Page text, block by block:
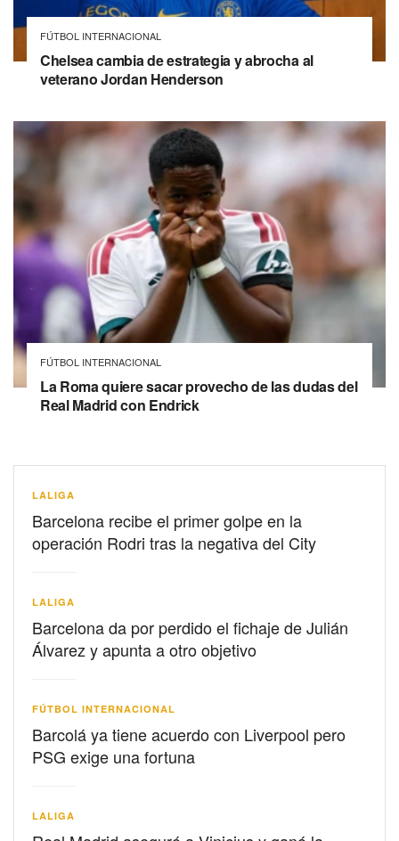
FÚTBOL INTERNACIONAL
Chelsea cambia de estrategia y abrocha al
veterano Jordan Henderson
FÚTBOL INTERNACIONAL
La Roma quiere sacar provecho de las dudas del
Real Madrid con Endrick
LALIGA
Barcelona recibe el primer golpe en la
operación Rodri tras la negativa del City
LALIGA
Barcelona da por perdido el fichaje de Julián
Álvarez y apunta a otro objetivo
FÚTBOL INTERNACIONAL
Barcolá ya tiene acuerdo con Liverpool pero
PSG exige una fortuna
LALIGA